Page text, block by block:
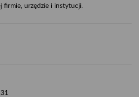
urzędzie i instytucji.